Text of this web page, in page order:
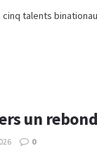
talents
un
0